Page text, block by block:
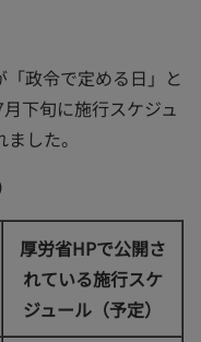
政令で定める日」と
下旬に施行スケジュ
した。
厚労省HPで公開さ
れている施行スケ
ジュール（予定）